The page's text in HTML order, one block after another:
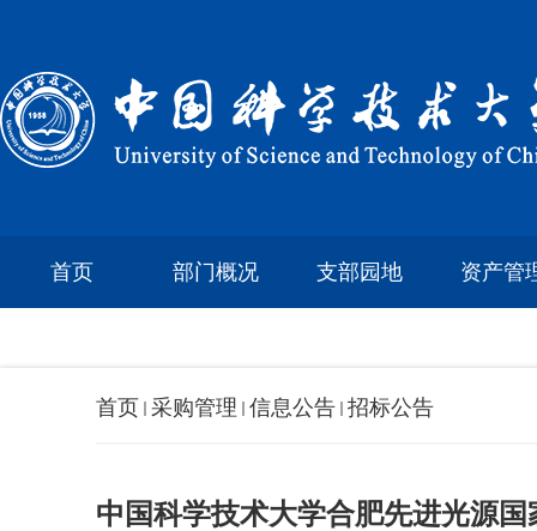
首页 部门概况 支部园地 资产管
首页 采购管理 信息公告 招标公告
中国科学技术大学合肥先进光源